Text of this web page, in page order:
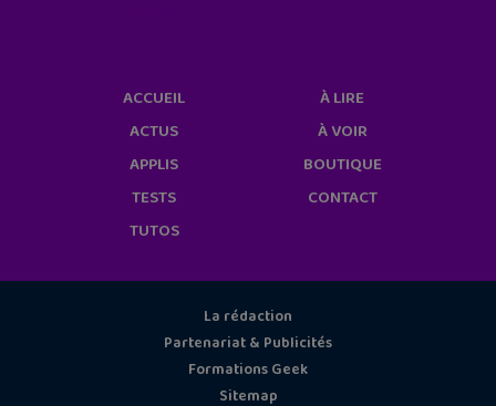
ACCUEIL
ACTUS
APPLIS
TESTS
TUTOS
À LIRE
À VOIR
BOUTIQUE
CONTACT
La rédaction
Partenariat & Publicités
Formations Geek
Sitemap